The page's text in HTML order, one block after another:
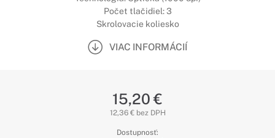
Počet tlačidiel: 3
Skrolovacie koliesko
VIAC INFORMÁCIÍ
15,20 €
12,36 € bez DPH
Dostupnosť: